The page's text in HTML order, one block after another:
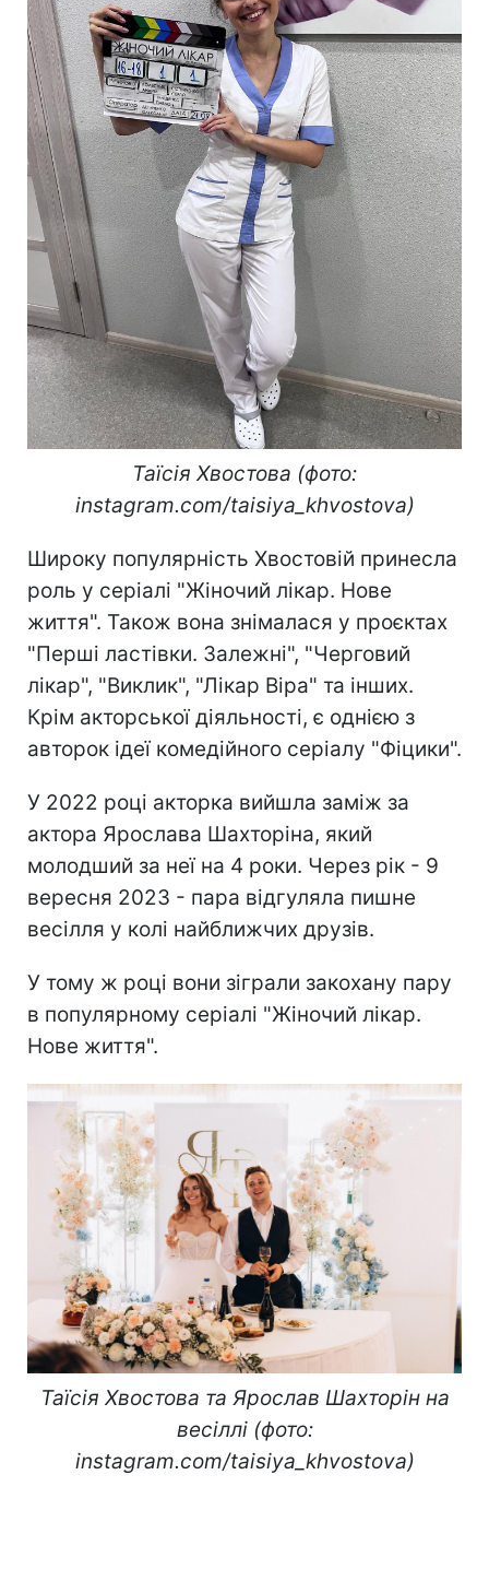
Таїсія Хвостова (фото:
instagram.com/taisiya_khvostova)
Широку популярність Хвостовій принесла
роль у серіалі "Жіночий лікар. Нове
життя". Також вона знімалася у проєктах
"Перші ластівки. Залежні", "Черговий
лікар", "Виклик", "Лікар Віра" та інших.
Крім акторської діяльності, є однією з
авторок ідеї комедійного серіалу "Фіцики".
У 2022 році акторка вийшла заміж за
актора Ярослава Шахторіна, який
молодший за неї на 4 роки. Через рік - 9
вересня 2023 - пара відгуляла пишне
весілля у колі найближчих друзів.
У тому ж році вони зіграли закохану пару
в популярному серіалі "Жіночий лікар.
Нове життя".
Таїсія Хвостова та Ярослав Шахторін на
весіллі (фото:
instagram.com/taisiya_khvostova)